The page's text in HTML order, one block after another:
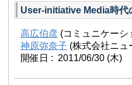
User-initiative Media時代
高広伯彦 (コミュニケー
神原弥奈子 (株式会社ニュ
開催日 : 2011/06/30 (木)